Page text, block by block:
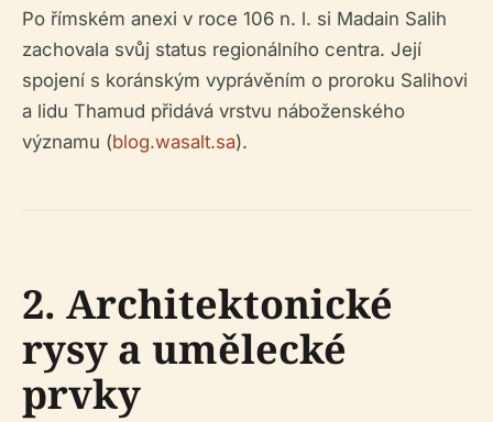
Po římském anexi v roce 106 n. l. si Madain Salih
zachovala svůj status regionálního centra. Její
spojení s koránským vyprávěním o proroku Salihovi
a lidu Thamud přidává vrstvu náboženského
významu (blog.wasalt.sa).
2. Architektonické
rysy a umělecké
prvky